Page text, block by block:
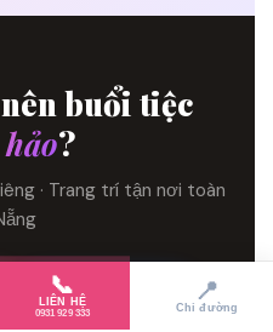
buổi tiệc
?
· Trang trí tận nơi toàn
💬 Nhắn Zalo
📞
LIÊN HỆ
0931 929 333
📍
Chỉ đường